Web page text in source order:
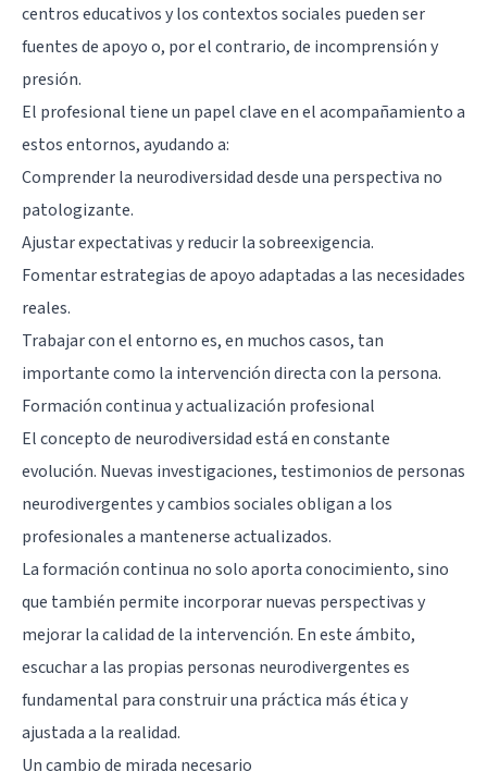
centros educativos y los contextos sociales pueden ser
fuentes de apoyo o, por el contrario, de incomprensión y
presión.
El profesional tiene un papel clave en el acompañamiento a
estos entornos, ayudando a:
Comprender la neurodiversidad desde una perspectiva no
patologizante.
Ajustar expectativas y reducir la sobreexigencia.
Fomentar estrategias de apoyo adaptadas a las necesidades
reales.
Trabajar con el entorno es, en muchos casos, tan
importante como la intervención directa con la persona.
Formación continua y actualización profesional
El concepto de neurodiversidad está en constante
evolución. Nuevas investigaciones, testimonios de personas
neurodivergentes y cambios sociales obligan a los
profesionales a mantenerse actualizados.
La formación continua no solo aporta conocimiento, sino
que también permite incorporar nuevas perspectivas y
mejorar la calidad de la intervención. En este ámbito,
escuchar a las propias personas neurodivergentes es
fundamental para construir una práctica más ética y
ajustada a la realidad.
Un cambio de mirada necesario